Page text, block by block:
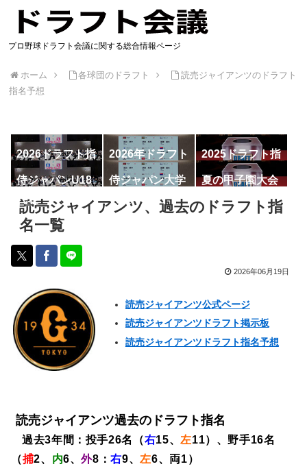
プロ野球ドラフト会議に関する総合情報ページ
ホーム 各球団のドラフト
読売ジャイアンツのドラフト
指名予想
2026ドラフト指
名予想
2026年ドラフト
候補
2025ドラフト指
名一覧
侍ジャパンU18
代表
侍ジャパン大学
代表
夏の甲子園大会
読売ジャイアンツ、過去のドラフト指
名一覧
2026年06月19日
読売ジャイアンツ公式ページ
読売ジャイアンツドラフト掲示板
読売ジャイアンツドラフト指名予想
読売ジャイアンツ過去のドラフト指名
過去3年間：投手26名（右15、左11）、野手16名
（捕2、 内6、外8：右9、左6、両1）